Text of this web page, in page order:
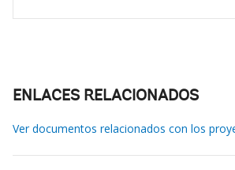
ENLACES RELACIONADOS
Ver documentos relacionados con los